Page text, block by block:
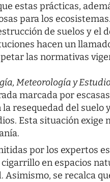
estas prácticas,
para los
de suelos y el
hacen un
las normativas
Meteorología y
marcada por
resequedad del suelo
Esta situación
por los expertos
en espacios
se recalca